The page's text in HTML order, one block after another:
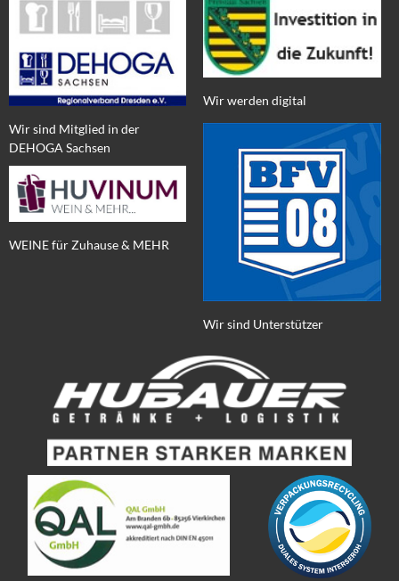
Wir sind Mitglied in der
DEHOGA Sachsen
WEINE für Zuhause & MEHR
Wir werden digital
Wir sind Unterstützer